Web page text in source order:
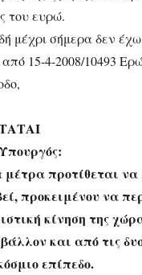
του ευρώ.
μέχρι σήμερα δεν
15-4-2008/10493
μέτρα προτίθεται να
προκειμένου να
κίνηση της
και από τις
επίπεδο.